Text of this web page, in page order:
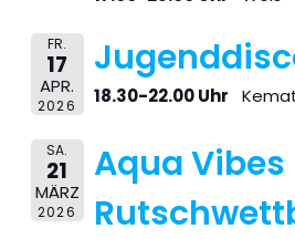
FR.
17
APR.
2026 18.30-22.00 Uhr
SA.
21
MÄRZ
2026
Aqua Vibes